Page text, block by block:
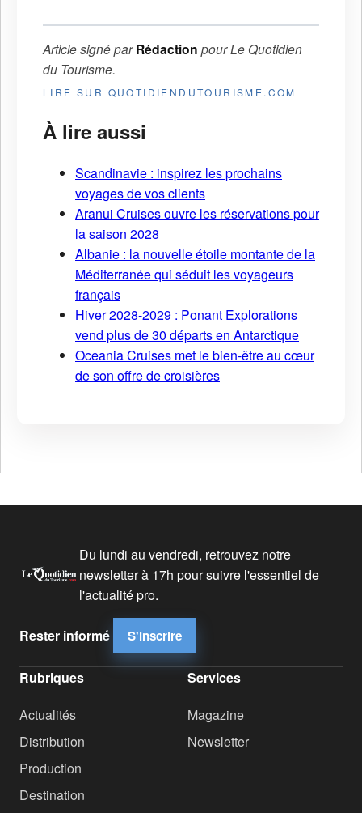
Article signé parRédaction pourLe Quotidien
du Tourisme.
LIRE SUR QUOTIDIENDUTOURISME.COM
À lire aussi
Scandinavie : inspirez les prochains
voyages de vos clients
Aranui Cruises ouvre les réservations pour
la saison 2028
Albanie : la nouvelle étoile montante de la
Méditerranée qui séduit les voyageurs
français
Hiver 2028-2029 : Ponant Explorations
vend plus de 30 départs en Antarctique
Oceania Cruises met le bien-être au cœur
de son offre de croisières
Du lundi au vendredi, retrouvez notre
newsletter à 17h pour suivre l'essentiel de
l'actualité pro.
Rester informé S'inscrire
Rubriques
Actualités
Distribution
Production
Destination
Services
Magazine
Newsletter